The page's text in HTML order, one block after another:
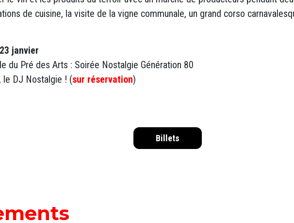
de cuisine, la visite de la vigne communale, un grand corso
janvier
du Pré des Arts : Soirée Nostalgie Génération 80
le DJ Nostalgie ! (sur réservation)
Billets